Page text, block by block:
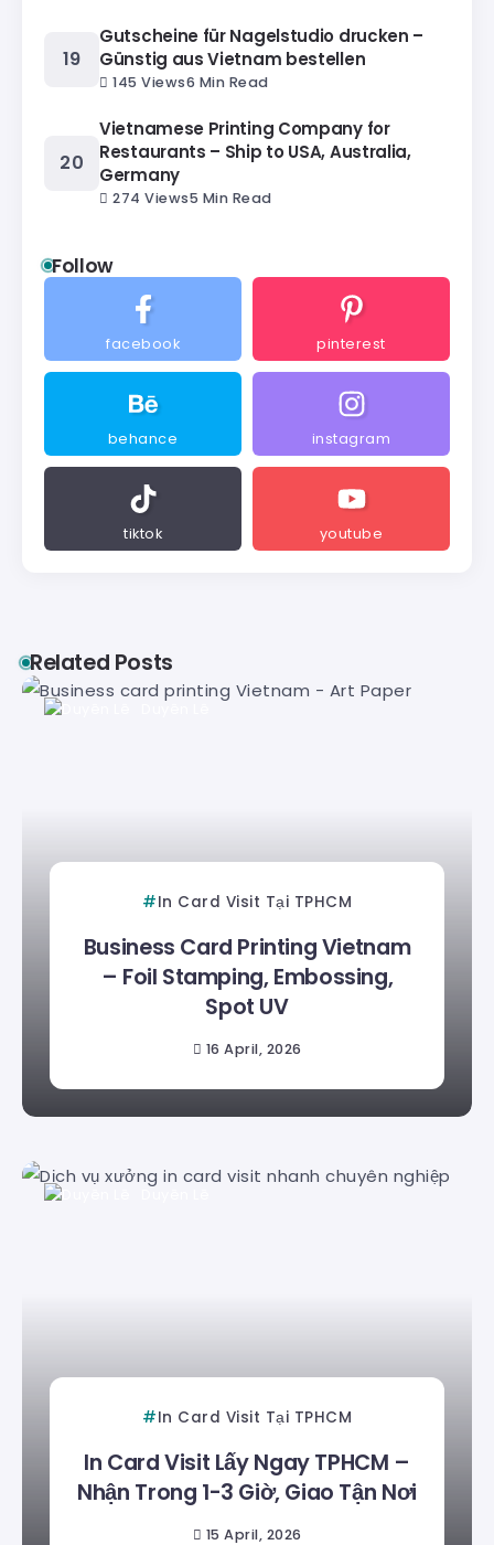
Gutscheine für Nagelstudio drucken –
Günstig aus Vietnam bestellen
145 Views6 Min Read
Vietnamese Printing Company for
Restaurants – Ship to USA, Australia,
Germany
274 Views5 Min Read
Follow
facebook pinterest
behance instagram
tiktok youtube
Related Posts
In Card Visit Tại TPHCM
Business Card Printing Vietnam
– Foil Stamping, Embossing,
Spot UV
16 April, 2026
In Card Visit Tại TPHCM
In Card Visit Lấy Ngay TPHCM –
Nhận Trong 1-3 Giờ, Giao Tận Nơi
15 April, 2026